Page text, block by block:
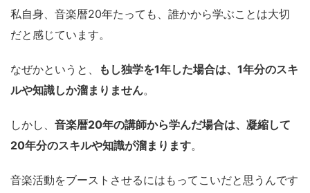
私自身、音楽暦20年たっても、誰かから学ぶことは大切
だと感じています。
なぜかというと、
もし独学を1年した場合は、1年分のスキ
ルや知識しか溜まりません。
しかし、 音楽暦20年の講師から学んだ場合は、凝縮して
20年分のスキルや知識が溜まります。
音楽活動をブーストさせるにはもってこいだと思うんです